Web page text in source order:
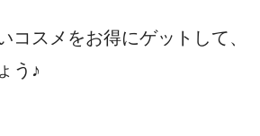
コスメをお得にゲットして、
う♪